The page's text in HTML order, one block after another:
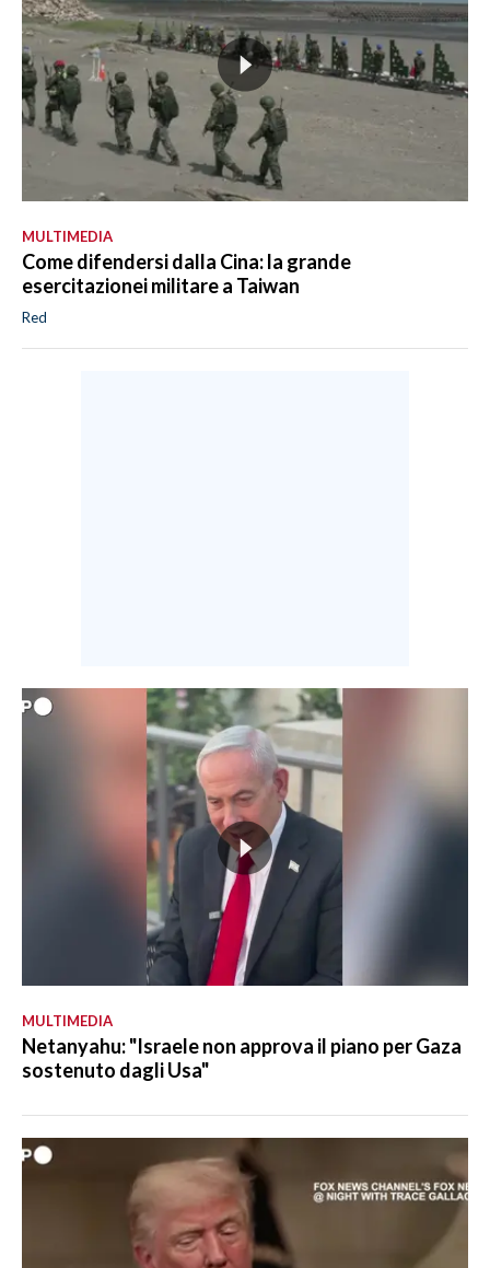
MULTIMEDIA
Come difendersi dalla Cina: la grande
esercitazionei militare a Taiwan
Red
MULTIMEDIA
Netanyahu: "Israele non approva il piano per Gaza
sostenuto dagli Usa"